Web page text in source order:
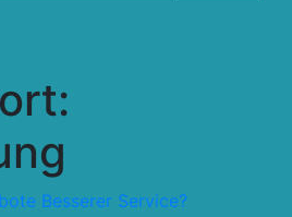
Besserer Service?